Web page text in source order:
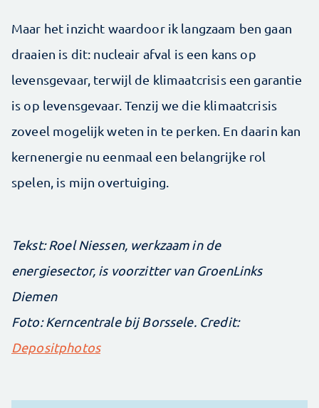
Maar het inzicht waardoor ik langzaam ben gaan
draaien is dit: nucleair afval is een kans op
levensgevaar, terwijl de klimaatcrisis een garantie
is op levensgevaar. Tenzij we die klimaatcrisis
zoveel mogelijk weten in te perken. En daarin kan
kernenergie nu eenmaal een belangrijke rol
spelen, is mijn overtuiging.
Tekst: Roel Niessen, werkzaam in de
energiesector, is voorzitter van GroenLinks
Diemen
Foto: Kerncentrale bij Borssele. Credit:
Depositphotos